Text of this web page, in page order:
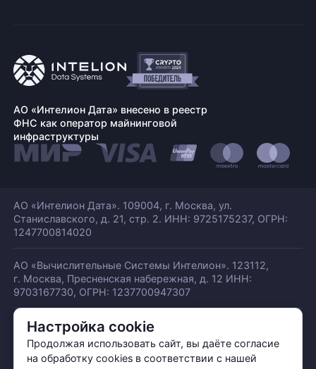
Настройка cookie
Продолжая использовать сайт, вы даёте согласие
на обработку cookies в соответствии с нашей
АО «Интелион Дата» внесено в реестр
ФНС как оператор майнинговой
инфраструктуры
АО «Интелион Дата». 109004, г. Москва, ул.
Станиславского, д. 21, стр. 2. ИНН: 9725175237, ОГРН:
1247700814020
АО «Вычислительные Системы Интелион». 123112,
г. Москва, Пресненская набережная, д. 12 ИНН:
9703167730, ОГРН: 1237700947307
© АО «ИНТЕЛИОН ДАТА» 2026
Политика обработки ПДн
Политика конфиденциальности
Политика использования куки